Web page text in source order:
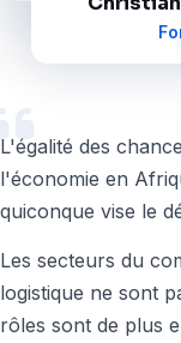
L'égalité des
l'économie en
quiconque vise le
Les secteurs du
logistique ne sont
rôles sont de plus